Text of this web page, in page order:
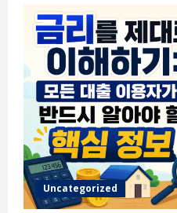
Uncategorized